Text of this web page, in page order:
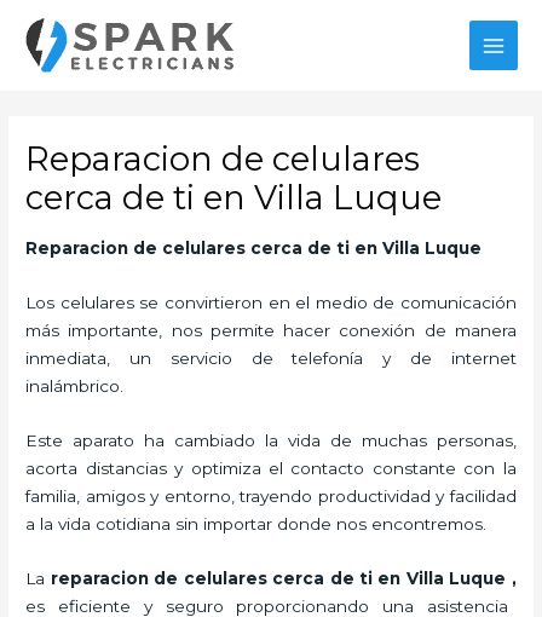
contenido
Reparacion de celulares
cerca de ti en Villa Luque
Reparacion de celulares cerca de ti en Villa Luque
Los celulares se convirtieron en el medio de comunicación
más importante, nos permite hacer conexión de manera
inmediata, un servicio de telefonía y de internet
inalámbrico.
Este aparato ha cambiado la vida de muchas personas,
acorta distancias y optimiza el contacto constante con la
familia, amigos y entorno, trayendo productividad y facilidad
a la vida cotidiana sin importar donde nos encontremos.
La reparacion de celulares cerca de ti en Villa Luque ,
es eficiente y seguro proporcionando una asistencia